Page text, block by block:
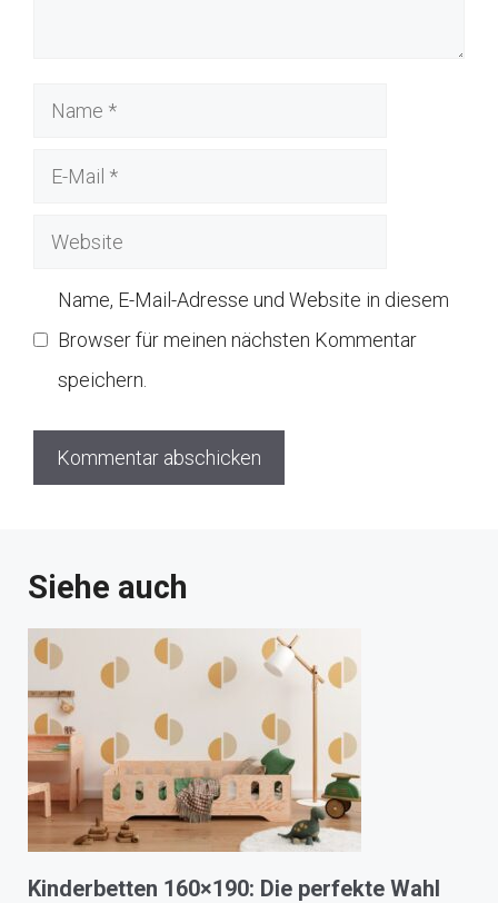
Name
Website
Name, E-Mail-Adresse und Website in diesem
Browser für meinen nächsten Kommentar
speichern.
Siehe auch
Kinderbetten 160×190: Die perfekte Wahl